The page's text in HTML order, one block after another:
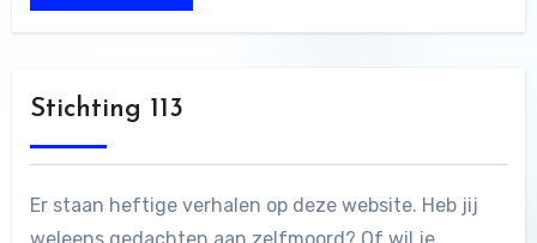
Stichting 113
Er staan heftige verhalen op deze website. Heb jij